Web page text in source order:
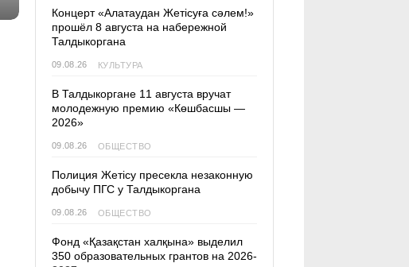
Концерт «Алатаудан Жетісуға сәлем!»
прошёл 8 августа на набережной
Талдыкоргана
09.08.26 КУЛЬТУРА
В Талдыкоргане 11 августа вручат
молодежную премию «Көшбасшы —
2026»
09.08.26 ОБЩЕСТВО
Полиция Жетісу пресекла незаконную
добычу ПГС у Талдыкоргана
09.08.26 ОБЩЕСТВО
Фонд «Қазақстан халқына» выделил
350 образовательных грантов на 2026-